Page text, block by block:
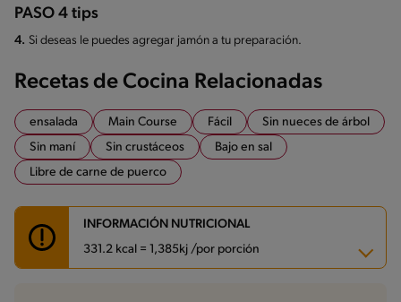
PASO 4 tips
4. Si deseas le puedes agregar jamón a tu preparación.
Recetas de Cocina Relacionadas
ensalada Main Course Fácil
Sin nueces de árbol
Sin maní
Sin crustáceos
Bajo en sal
Libre de carne de puerco
INFORMACIÓN NUTRICIONAL
331.2 kcal = 1,385kj /por porción